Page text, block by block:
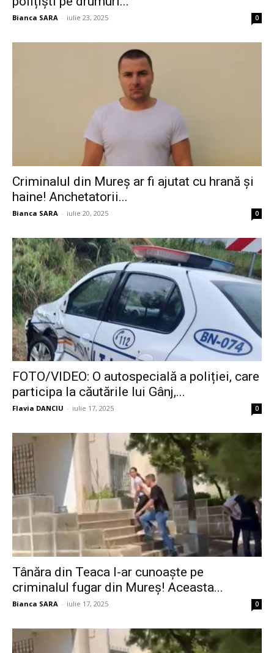
Bianca SARA - iulie 23, 2025 0
Criminalul din Mureș ar fi ajutat cu hrană și
haine! Anchetatorii...
Bianca SARA - iulie 20, 2025 0
FOTO/VIDEO: O autospecială a poliției, care
participa la căutările lui Gânj,...
Flavia DANCIU - iulie 17, 2025 0
Tânăra din Teaca l-ar cunoaște pe
criminalul fugar din Mureș! Aceasta...
Bianca SARA - iulie 17, 2025 0